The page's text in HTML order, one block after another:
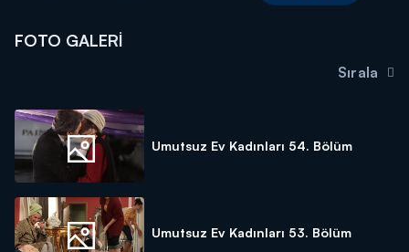
DİĞER SONUÇLAR
FOTO GALERI
Sırala
Umutsuz Ev Kadınları 54. Bölüm
Umutsuz Ev Kadınları 53. Bölüm